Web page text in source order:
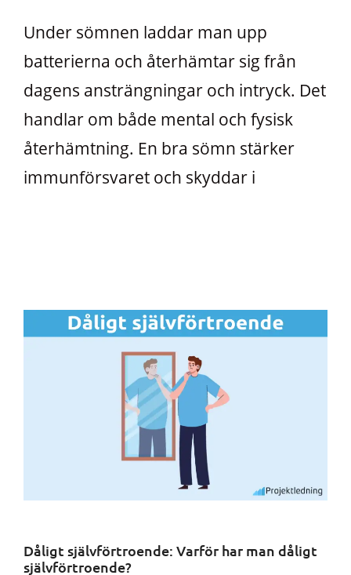
Under sömnen laddar man upp
batterierna och återhämtar sig från
dagens ansträngningar och intryck. Det
handlar om både mental och fysisk
återhämtning. En bra sömn stärker
immunförsvaret och skyddar i
Dåligt självförtroende: Varför har man dåligt
självförtroende?